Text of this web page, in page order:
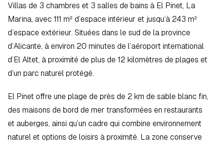
Villas de 3 chambres et 3 salles de bains à El Pinet, La
Marina, avec 111 m² d’espace intérieur et jusqu’à 243 m²
d’espace extérieur. Situées dans le sud de la province
d’Alicante, à environ 20 minutes de l’aéroport international
d’El Altet, à proximité de plus de 12 kilomètres de plages et
d’un parc naturel protégé.
El Pinet offre une plage de près de 2 km de sable blanc fin,
des maisons de bord de mer transformées en restaurants
et auberges, ainsi qu’un cadre qui combine environnement
naturel et options de loisirs à proximité. La zone conserve